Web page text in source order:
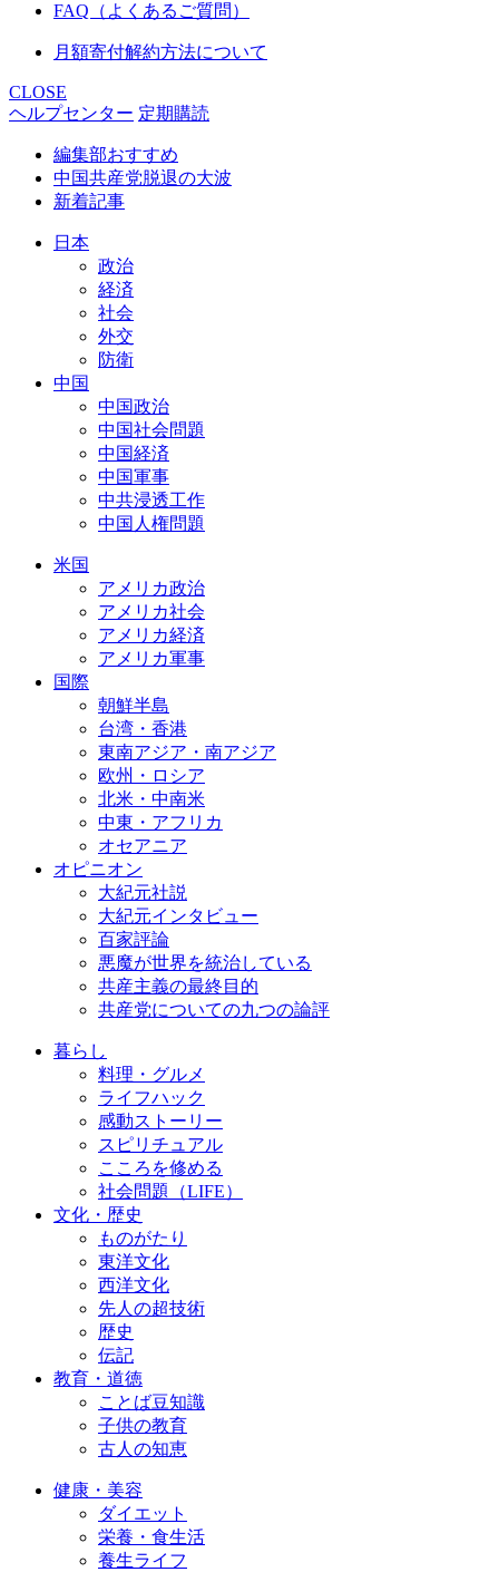
FAQ（よくあるご質問）
月額寄付解約方法について
CLOSE
ヘルプセンター 定期購読
編集部おすすめ
中国共産党脱退の大波
新着記事
日本
政治
経済
社会
外交
防衛
中国
中国政治
中国社会問題
中国経済
中国軍事
中共浸透工作
中国人権問題
米国
アメリカ政治
アメリカ社会
アメリカ経済
アメリカ軍事
国際
朝鮮半島
台湾・香港
東南アジア・南アジア
欧州・ロシア
北米・中南米
中東・アフリカ
オセアニア
オピニオン
大紀元社説
大紀元インタビュー
百家評論
悪魔が世界を統治している
共産主義の最終目的
共産党についての九つの論評
暮らし
料理・グルメ
ライフハック
感動ストーリー
スピリチュアル
こころを修める
社会問題（LIFE）
文化・歴史
ものがたり
東洋文化
西洋文化
先人の超技術
歴史
伝記
教育・道徳
ことば豆知識
子供の教育
古人の知恵
健康・美容
ダイエット
栄養・食生活
養生ライフ